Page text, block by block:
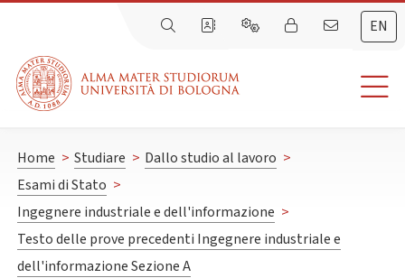
EN
Home > Studiare > Dallo studio al lavoro >
Esami di Stato >
Ingegnere industriale e dell'informazione >
Testo delle prove precedenti Ingegnere industriale e
dell'informazione Sezione A